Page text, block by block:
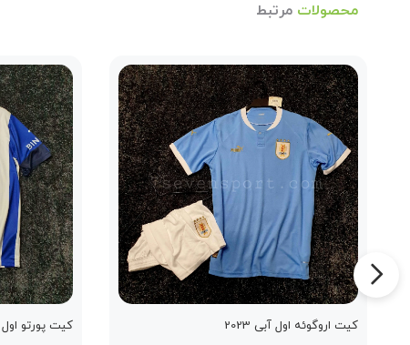
محصولات مرتبط
کیت اروگوئه اول آبی 2023 کیت پورتو اول 2023